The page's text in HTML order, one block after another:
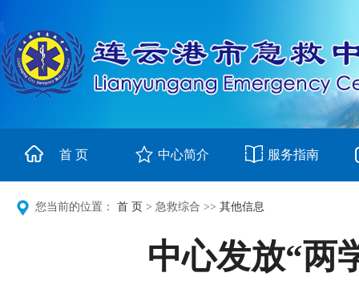
首 页 中心简介 服务指南
您当前的位置： 首 页 > 急救综合 >> 其他信息
中心发放“两